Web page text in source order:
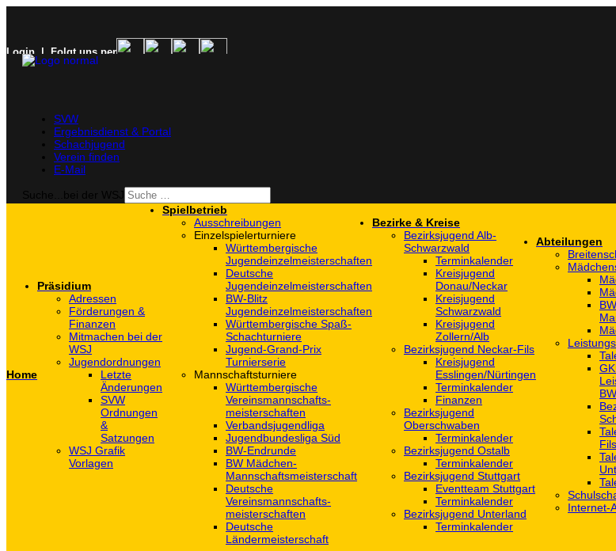
Login | Folgt uns per
SVW
Ergebnisdienst & Portal
Schachjugend
Verein finden
E-Mail
Home
Präsidium
Adressen
Förderungen &
Finanzen
Mitmachen bei der
WSJ
Jugendordnungen
Letzte
Änderungen
SVW
Ordnungen
&
Satzungen
WSJ Grafik
Vorlagen
Spielbetrieb
Ausschreibungen
Einzelspielerturniere
Württembergische
Jugendeinzelmeisterschaften
Deutsche
Jugendeinzelmeisterschaften
BW-Blitz
Jugendeinzelmeisterschaften
Württembergische Spaß-
Schachturniere
Jugend-Grand-Prix
Turnierserie
Mannschaftsturniere
Württembergische
Vereinsmannschafts-
meisterschaften
Verbandsjugendliga
Jugendbundesliga Süd
BW-Endrunde
BW Mädchen-
Mannschaftsmeisterschaft
Deutsche
Vereinsmannschafts-
meisterschaften
Deutsche
Ländermeisterschaft
Bezirke & Kreise
Bezirksjugend Alb-
Schwarzwald
Terminkalender
Kreisjugend
Donau/Neckar
Kreisjugend
Schwarzwald
Kreisjugend
Zollern/Alb
Bezirksjugend Neckar-Fils
Kreisjugend
‎Esslingen/Nürtingen
Terminkalender
Finanzen
Bezirksjugend
Oberschwaben
Terminkalender
Bezirksjugend Ostalb
Terminkalender
Bezirksjugend Stuttgart
‎Eventteam Stuttgart
Terminkalender
Bezirksjugend Unterland
Terminkalender
Abteilungen
BW
Fils
Internet-